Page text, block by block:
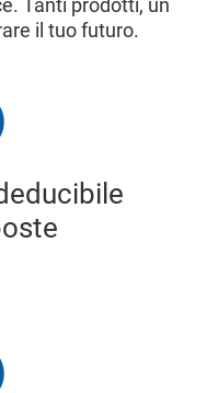
Tanti prodotti, un
il tuo futuro.